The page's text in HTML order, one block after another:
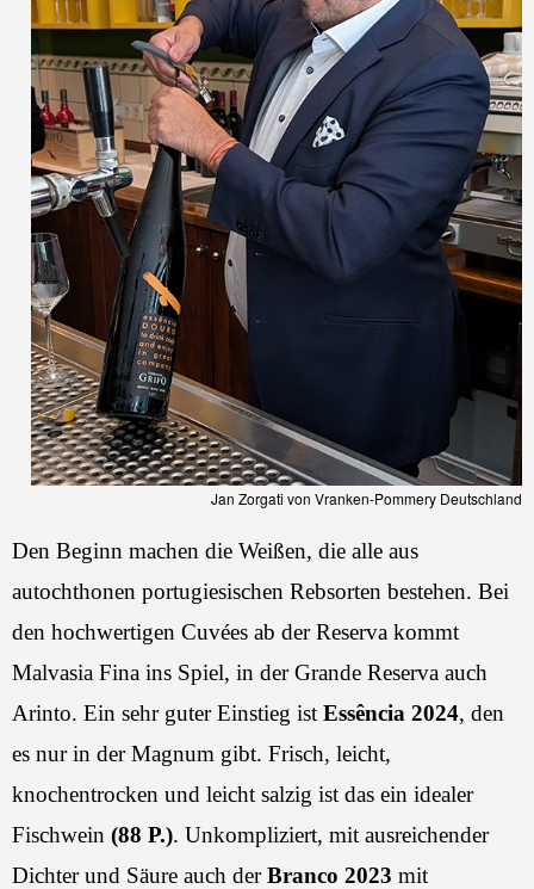
Jan Zorgati von Vranken-Pommery Deutschland
Den Beginn machen die Weißen, die alle aus
autochthonen portugiesischen Rebsorten bestehen. Bei
den hochwertigen Cuvées ab der Reserva kommt
Malvasia Fina ins Spiel, in der Grande Reserva auch
Arinto. Ein sehr guter Einstieg ist Essência 2024, den
es nur in der Magnum gibt. Frisch, leicht,
knochentrocken und leicht salzig ist das ein idealer
Fischwein (88 P.). Unkompliziert, mit ausreichender
Dichter und Säure auch derBranco 2023 mit